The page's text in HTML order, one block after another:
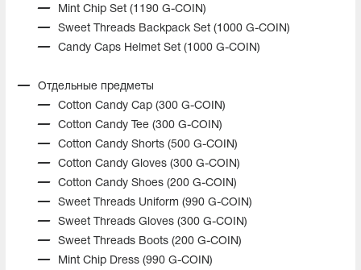
Mint Chip Set (1190 G-COIN)
Sweet Threads Backpack Set (1000 G-COIN)
Candy Caps Helmet Set (1000 G-COIN)
Отдельные предметы
Cotton Candy Cap (300 G-COIN)
Cotton Candy Tee (300 G-COIN)
Cotton Candy Shorts (500 G-COIN)
Cotton Candy Gloves (300 G-COIN)
Cotton Candy Shoes (200 G-COIN)
Sweet Threads Uniform (990 G-COIN)
Sweet Threads Gloves (300 G-COIN)
Sweet Threads Boots (200 G-COIN)
Mint Chip Dress (990 G-COIN)